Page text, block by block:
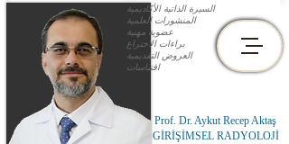
Prof. Dr. Aykut Recep Aktaş
GİRİŞİMSEL RADYOLOJİ
السيرة الذاتية الأكاديمية
المنشورات العلمية
عضوية مهنية
براءات الاختراع
العروض التقديمية
اقتباسات